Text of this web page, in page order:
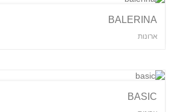
BALERINA
ארונות
BASIC